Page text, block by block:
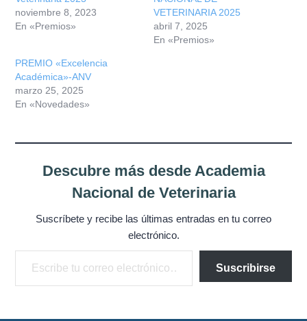
noviembre 8, 2023
En «Premios»
VETERINARIA 2025
abril 7, 2025
En «Premios»
PREMIO «Excelencia
Académica»-ANV
marzo 25, 2025
En «Novedades»
Descubre más desde Academia
Nacional de Veterinaria
Suscríbete y recibe las últimas entradas en tu correo
electrónico.
Escribe tu correo electrónico…
Suscribirse